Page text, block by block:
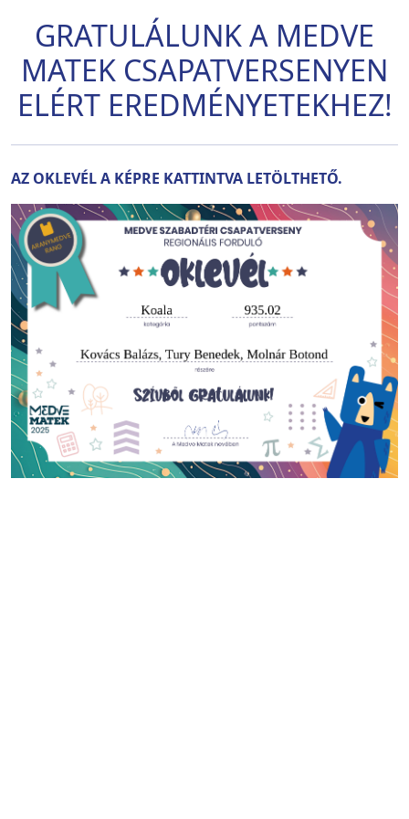
GRATULÁLUNK A MEDVE
MATEK CSAPATVERSENYEN
ELÉRT EREDMÉNYETEKHEZ!
AZ OKLEVÉL A KÉPRE KATTINTVA LETÖLTHETŐ.